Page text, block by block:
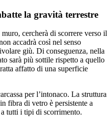
la gravità terrestre
cercherà di scorrere verso il
accadrà così nel senso
giù. Di conseguenza, nella
sarà più sottile rispetto a quello
affatto di una superficie
per l’intonaco. La struttura
fibra di vetro è persistente a
tutti i tipi di scorrimento.